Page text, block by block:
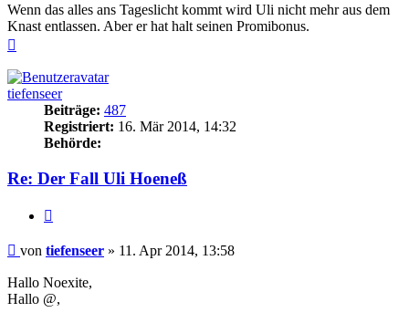
Wenn das alles ans Tageslicht kommt wird Uli nicht mehr aus dem
Knast entlassen. Aber er hat halt seinen Promibonus.
tiefenseer
Beiträge: 487
Registriert: 16. Mär 2014, 14:32
Behörde:
Re: Der Fall Uli Hoeneß
Beitrag
von tiefenseer » 11. Apr 2014, 13:58
Hallo Noexite,
Hallo @,